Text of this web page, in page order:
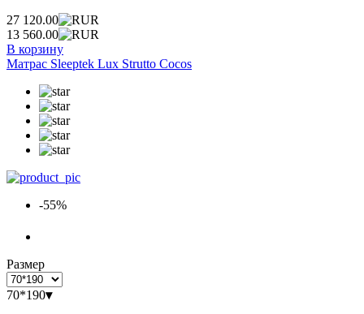
27 120.00
13 560.00
В корзину
Матрас Sleeptek Lux Strutto Cocos
-55%
Размер
70*190▾